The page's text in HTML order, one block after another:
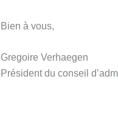
Bien à vous,
Gregoire Verhaegen
Président du conseil